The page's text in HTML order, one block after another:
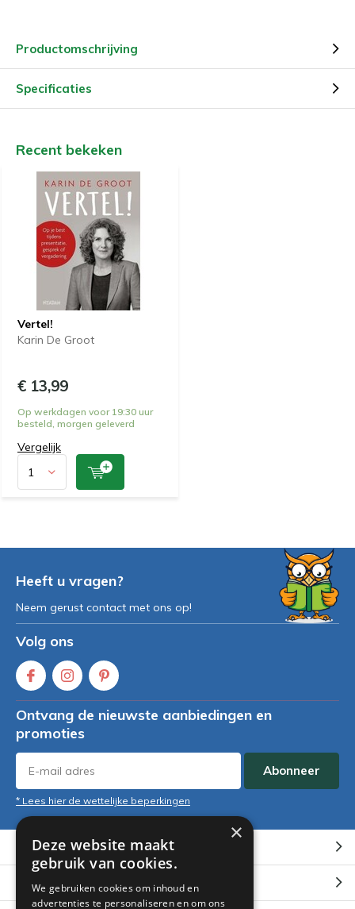
Productomschrijving
Specificaties
Recent bekeken
Vertel!
Karin De Groot
€ 13,99
Op werkdagen voor 19:30 uur
besteld, morgen geleverd
Vergelijk
Heeft u vragen?
Neem gerust contact met ons op!
Volg ons
Ontvang de nieuwste aanbiedingen en
promoties
Abonneer
* Lees hier de wettelijke beperkingen
Klantenservice
Mijn account
×
Deze website maakt
gebruik van cookies.
We gebruiken cookies om inhoud en
advertenties te personaliseren en om ons